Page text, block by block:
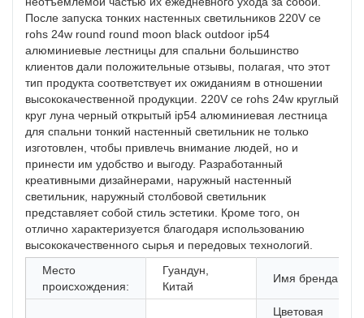
После запуска тонких настенных светильников 220V ce
rohs 24w round round moon black outdoor ip54
алюминиевые лестницы для спальни большинство
клиентов дали положительные отзывы, полагая, что этот
тип продукта соответствует их ожиданиям в отношении
высококачественной продукции. 220V ce rohs 24w круглый
круг луна черный открытый ip54 алюминиевая лестница
для спальни тонкий настенный светильник не только
изготовлен, чтобы привлечь внимание людей, но и
принести им удобство и выгоду. Разработанный
креативными дизайнерами, наружный настенный
светильник, наружный столбовой светильник
представляет собой стиль эстетики. Кроме того, он
отлично характеризуется благодаря использованию
высококачественного сырья и передовых технологий.
Место
происхождения:
Гуандун,
Китай
Имя бренда:
Цветовая